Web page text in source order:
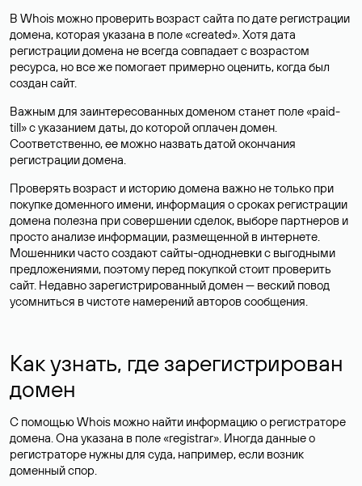
В Whois можно проверить возраст сайта по дате регистрации
домена, которая указана в поле «created». Хотя дата
регистрации домена не всегда совпадает с возрастом
ресурса, но все же помогает примерно оценить, когда был
создан сайт.
Важным для заинтересованных доменом станет поле «paid-
till» с указанием даты, до которой оплачен домен.
Соответственно, ее можно назвать датой окончания
регистрации домена.
Проверять возраст и историю домена важно не только при
покупке доменного имени, информация о сроках регистрации
домена полезна при совершении сделок, выборе партнеров и
просто анализе информации, размещенной в интернете.
Мошенники часто создают сайты-однодневки с выгодными
предложениями, поэтому перед покупкой стоит проверить
сайт. Недавно зарегистрированный домен — веский повод
усомниться в чистоте намерений авторов сообщения.
Как узнать, где зарегистрирован
домен
С помощью Whois можно найти информацию о регистраторе
домена. Она указана в поле «registrar». Иногда данные о
регистраторе нужны для суда, например, если возник
доменный спор.